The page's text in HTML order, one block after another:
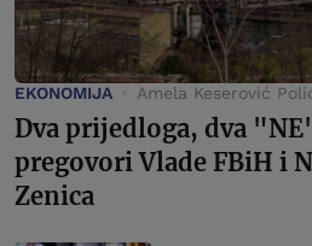
EKONOMIJA Amela Keserović
Dva prijedloga, dva
pregovori Vlade FBiH i
Zenica